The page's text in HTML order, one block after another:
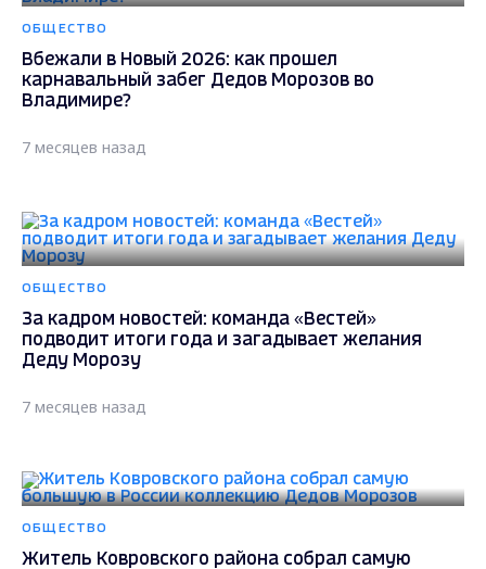
ОБЩЕСТВО
Вбежали в Новый 2026: как прошел
карнавальный забег Дедов Морозов во
Владимире?
7 месяцев назад
ОБЩЕСТВО
За кадром новостей: команда «Вестей»
подводит итоги года и загадывает желания
Деду Морозу
7 месяцев назад
ОБЩЕСТВО
Житель Ковровского района собрал самую